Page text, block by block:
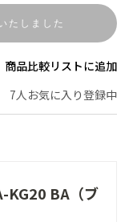
たしました
商品比較リストに追加
7人お気に入り登録中
KG20 BA（ブ